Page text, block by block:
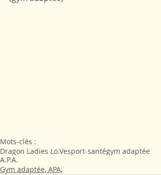
Mots-clés :
Dragon Ladies Lo.Vesport-santégym adaptée
A.P.A.
Gym adaptée, APA,